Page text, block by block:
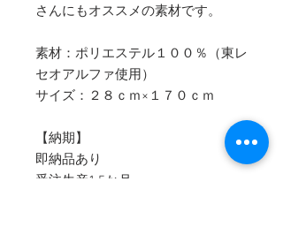
さんにもオススメの素材です。
素材：ポリエステル１００％（東レ
セオアルファ使用）
サイズ：２８ｃｍ×１７０ｃｍ
【納期】
即納品あり
受注生産1.5か月